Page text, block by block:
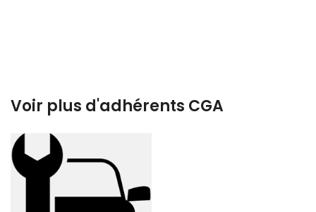
Voir plus d'adhérents CGA